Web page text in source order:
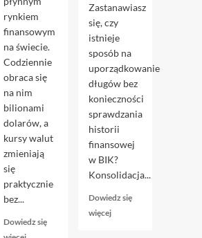
rynkiem
finansowym
na świecie.
Codziennie
obraca się
na nim
bilionami
dolarów, a
kursy walut
zmieniają
się
praktycznie
bez...
Dowiedz się
Dowiedz
Zastanawiasz
się, czy
istnieje
sposób na
uporządkowanie
długów bez
konieczności
sprawdzania
historii
finansowej
w BIK?
Konsolidacja...
Dowiedz się
więcejDowiedz